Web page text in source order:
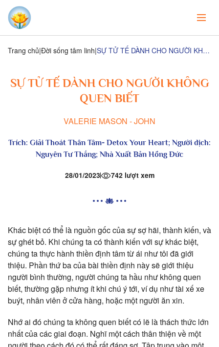
Trang chủ Đời sống tâm linh SỰ TỬ TẾ DÀNH CHO NGƯỜI KHÔNG QUEN BIẾT
SỰ TỬ TẾ DÀNH CHO NGƯỜI KHÔNG
QUEN BIẾT
VALERIE MASON - JOHN
Trích: Giải Thoát Thân Tâm- Detox Your Heart; Người dịch:
Nguyên Tư Thắng; Nhà Xuất Bản Hồng Đức
28/01/2023 742 lượt xem
Khác biệt có thể là nguồn gốc của sự sợ hãi, thành kiến, và
sự ghét bỏ. Khi chúng ta có thành kiến với sự khác biệt,
chúng ta thực hành thiền định tâm từ ái như tôi đã giới
thiệu. Phần thứ ba của bài thiền định này sẽ giới thiệu
người bình thường, người chúng ta hầu như không quen
biết, thường gặp nhưng ít khi chú ý tới, ví dụ như tài xế xe
buýt, nhân viên ở cửa hàng, hoặc một người ăn xin.
Nhớ ai đó chúng ta không quen biết có lẽ là thách thức lớn
nhất của các giai đoạn. Nghĩ một cách thân thiện về một